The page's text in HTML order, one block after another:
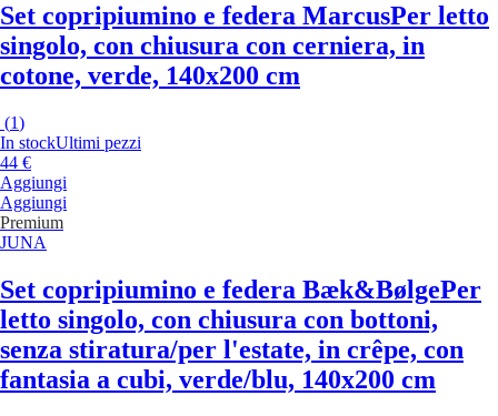
Set copripiumino e federa MarcusPer letto
singolo, con chiusura con cerniera, in
cotone, verde, 140x200 cm
(1)
In stockUltimi pezzi
44 €
Aggiungi
Aggiungi
Premium
JUNA
Set copripiumino e federa Bæk&BølgePer
letto singolo, con chiusura con bottoni,
senza stiratura/per l'estate, in crêpe, con
fantasia a cubi, verde/blu, 140x200 cm